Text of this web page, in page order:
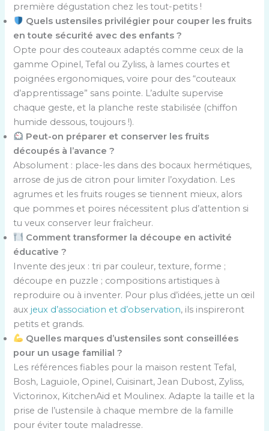
première dégustation chez les tout-petits !
Quels ustensiles privilégier pour couper les fruits
en toute sécurité avec des enfants ?
Opte pour des couteaux adaptés comme ceux de la
gamme Opinel, Tefal ou Zyliss, à lames courtes et
poignées ergonomiques, voire pour des “couteaux
d’apprentissage” sans pointe. L’adulte supervise
chaque geste, et la planche reste stabilisée (chiffon
humide dessous, toujours !).
Peut-on préparer et conserver les fruits
découpés à l’avance ?
Absolument : place-les dans des bocaux hermétiques,
arrose de jus de citron pour limiter l’oxydation. Les
agrumes et les fruits rouges se tiennent mieux, alors
que pommes et poires nécessitent plus d’attention si
tu veux conserver leur fraîcheur.
Comment transformer la découpe en activité
éducative ?
Invente des jeux : tri par couleur, texture, forme ;
découpe en puzzle ; compositions artistiques à
reproduire ou à inventer. Pour plus d’idées, jette un œil
aux jeux d’association et d’observation, ils inspireront
petits et grands.
Quelles marques d’ustensiles sont conseillées
pour un usage familial ?
Les références fiables pour la maison restent Tefal,
Bosh, Laguiole, Opinel, Cuisinart, Jean Dubost, Zyliss,
Victorinox, KitchenAid et Moulinex. Adapte la taille et la
prise de l’ustensile à chaque membre de la famille
pour éviter toute maladresse.